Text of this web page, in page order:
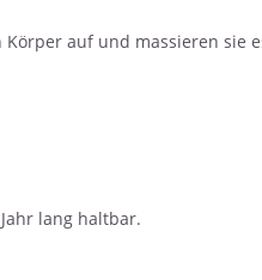
auf und massieren sie
lang haltbar.